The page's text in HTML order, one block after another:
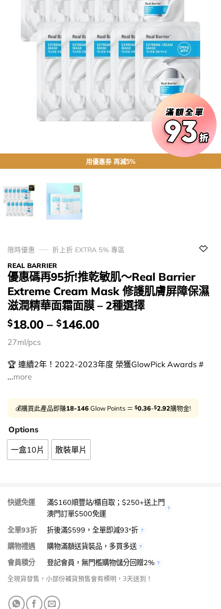
用優惠劵 再減5%
限時優惠
折上折 EXTRA 5% 專區
REAL BARRIER
優惠碼再95折!推乾敏肌～Real Barrier
Extreme Cream Mask 修護肌膚屏障保濕
滋潤精華面霜面膜 – 2種選擇
價
錢：
$18.00 – $146.00
27ml/pcs
🏆 連續2年！2022-2023年度 榮獲GlowPick Awards #
...more
💰購買此產品即賺18-146Glow Points ＝ $0.36-$2.92購物金!
Options
一盒10片 散裝單片
快遞免運
滿$160順豐站/櫃自取；$250+送上門
澳門訂單$500免運
全單93折
折後滿$599，全單即減93*折
購物禮遇
購物滿額送貨裝品，多買多送
會員積分
登記會員，無門檻購物儲分回贈2%
全現貨發售，小部份補貨預售會有標明，3天送到！